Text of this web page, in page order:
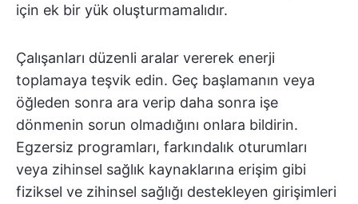
için ek bir yük oluşturmamalıdır.
Çalışanları düzenli aralar vererek enerji
toplamaya teşvik edin. Geç başlamanın veya
öğleden sonra ara verip daha sonra işe
dönmenin sorun olmadığını onlara bildirin.
Egzersiz programları, farkındalık oturumları
veya zihinsel sağlık kaynaklarına erişim gibi
fiziksel ve zihinsel sağlığı destekleyen girişimleri